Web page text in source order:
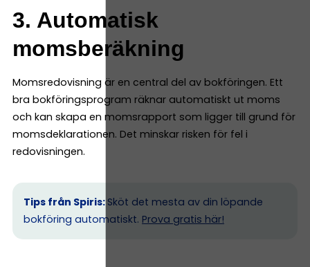
3. Automatisk
momsberäkning
Momsredovisning är en central del av bokföringen. Ett
bra bokföringsprogram räknar automatiskt ut moms
och kan skapa en momsrapport som ligger till grund för
momsdeklarationen. Det minskar risken för fel i
redovisningen.
Tips från Spiris: Sköt det mesta av din löpande
bokföring automatiskt. Prova gratis här!